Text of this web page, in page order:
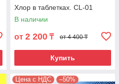
Хлор в таблетках. CL-01
В наличии
от 2 200 ₸ от 4 400 ₸
Купить
Цена с НДС –50%